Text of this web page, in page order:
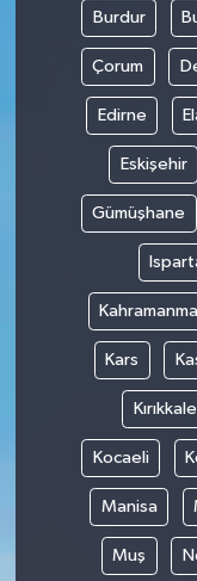
Burdur
Çorum
Edirne
Eskişehir
Gümüşhane
Kars
Kırıkkale
Kocaeli
Manisa
Muş